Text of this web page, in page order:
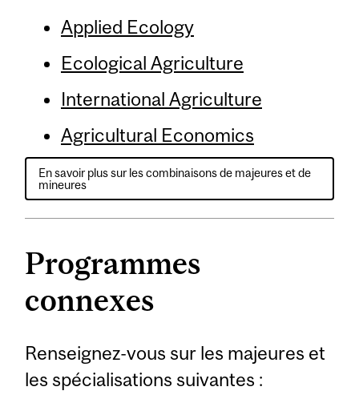
Applied Ecology
Ecological Agriculture
International Agriculture
Agricultural Economics
En savoir plus sur les combinaisons de majeures et de
mineures
Programmes
connexes
Renseignez-vous sur les majeures et
les spécialisations suivantes :